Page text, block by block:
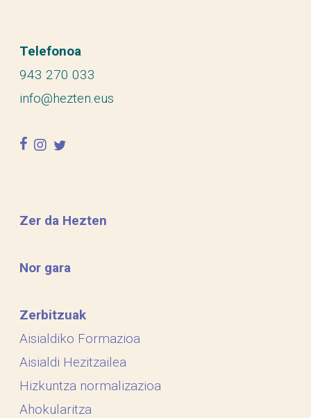
Telefonoa
943 270 033
info@hezten.eus
facebook
instagram
twitter
Zer da Hezten
Nor gara
Zerbitzuak
Aisialdiko Formazioa
Aisialdi Hezitzailea
Hizkuntza normalizazioa
Ahokularitza